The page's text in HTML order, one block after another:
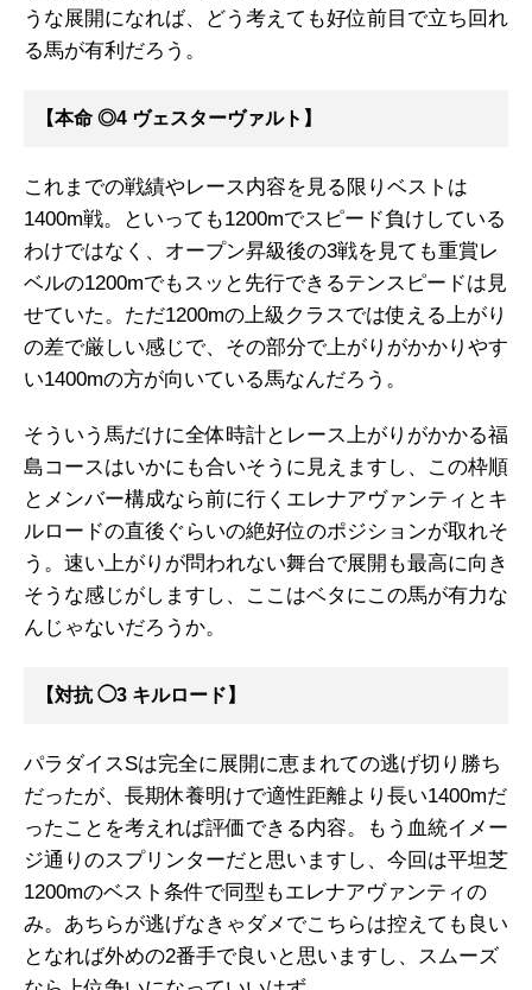
うな展開になれば、どう考えても好位前目で立ち回れ
る馬が有利だろう。
【本命 ◎4 ヴェスターヴァルト】
これまでの戦績やレース内容を見る限りベストは
1400m戦。といっても1200mでスピード負けしている
わけではなく、オープン昇級後の3戦を見ても重賞レ
ベルの1200mでもスッと先行できるテンスピードは見
せていた。ただ1200mの上級クラスでは使える上がり
の差で厳しい感じで、その部分で上がりがかかりやす
い1400mの方が向いている馬なんだろう。
そういう馬だけに全体時計とレース上がりがかかる福
島コースはいかにも合いそうに見えますし、この枠順
とメンバー構成なら前に行くエレナアヴァンティとキ
ルロードの直後ぐらいの絶好位のポジションが取れそ
う。速い上がりが問われない舞台で展開も最高に向き
そうな感じがしますし、ここはベタにこの馬が有力な
んじゃないだろうか。
【対抗 ◯3 キルロード】
パラダイスSは完全に展開に恵まれての逃げ切り勝ち
だったが、長期休養明けで適性距離より長い1400mだ
ったことを考えれば評価できる内容。もう血統イメー
ジ通りのスプリンターだと思いますし、今回は平坦芝
1200mのベスト条件で同型もエレナアヴァンティの
み。あちらが逃げなきゃダメでこちらは控えても良い
となれば外めの2番手で良いと思いますし、スムーズ